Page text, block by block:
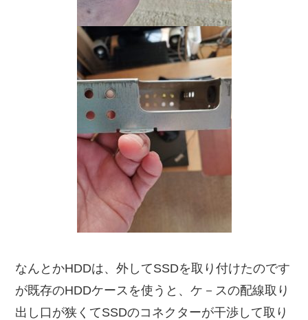
なんとかHDDは、外してSSDを取り付けたのです
が既存のHDDケースを使うと、ケ－スの配線取り
出し口が狭くてSSDのコネクターが干渉して取り